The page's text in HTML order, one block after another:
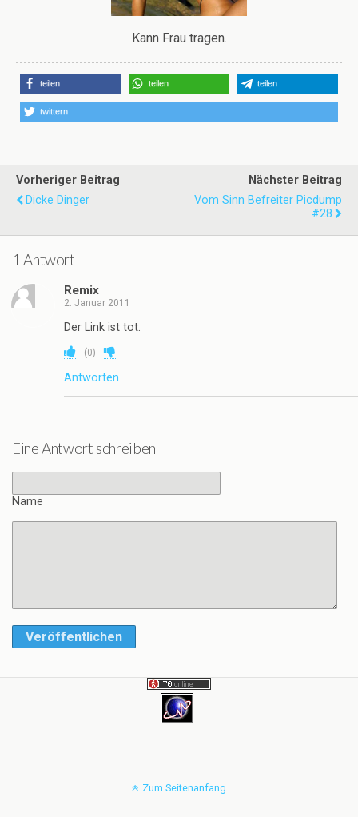
Kann Frau tragen.
teilen teilen teilen
twittern
Vorheriger Beitrag
Dicke Dinger
Nächster Beitrag
Vom Sinn Befreiter Picdump
#28
1 Antwort
Remix
2. Januar 2011
Der Link ist tot.
(0)
Antworten
Eine Antwort schreiben
Name
Veröffentlichen
Zum Seitenanfang